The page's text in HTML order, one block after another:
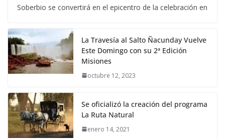
Soberbio se convertirá en el epicentro de la celebración en
La Travesía al Salto Ñacunday Vuelve
Este Domingo con su 2ª Edición
Misiones
octubre 12, 2023
Se oficializó la creación del programa
La Ruta Natural
enero 14, 2021